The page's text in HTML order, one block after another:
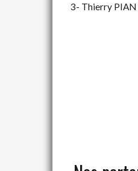
3- Thierry PIAN